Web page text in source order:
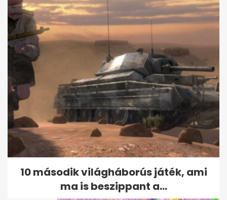
Elnézést kért a dél-koreai
szövetség a bíróknak adott...
10 második világháborús játék, ami
ma is beszippant a...